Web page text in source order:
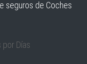
seguros de Coches